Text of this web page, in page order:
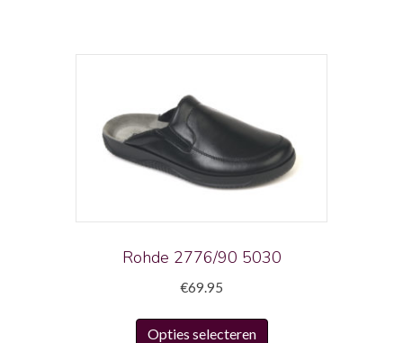
Rohde 2776/90 5030
€69.95
Opties selecteren
Dit